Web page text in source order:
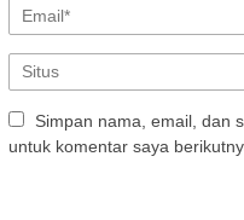
Simpan nama, email, dan
untuk komentar saya